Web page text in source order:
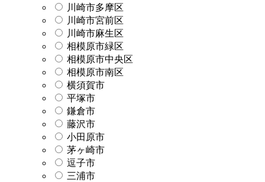
川崎市多摩区
川崎市宮前区
川崎市麻生区
相模原市緑区
相模原市中央区
相模原市南区
横須賀市
平塚市
鎌倉市
藤沢市
小田原市
茅ヶ崎市
逗子市
三浦市